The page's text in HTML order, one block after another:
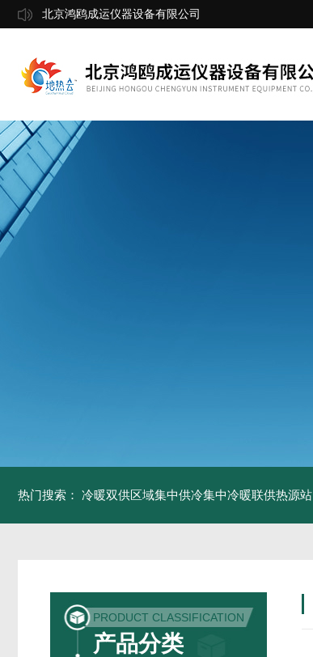
北京鸿鸥成运仪器设备有限公司
热门搜索： 冷暖双供区域集中供冷集中冷暖联供热源站
PRODUCT CLASSIFICATION
产品分类